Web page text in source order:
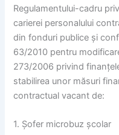
Regulamentului-cadru
carierei personalului
din fonduri publice și
63/2010 pentru
273/2006 privind
stabilirea unor măsuri
contractual vacant de:
1. Șofer microbuz școlar